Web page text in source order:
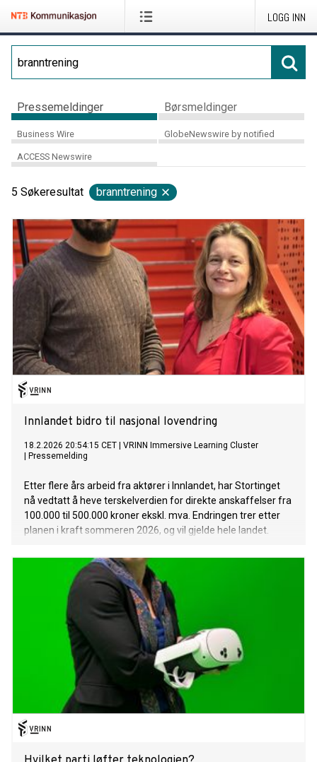
LOGG INN
Pressemeldinger Børsmeldinger
Business Wire GlobeNewswire by notified
ACCESS Newswire
5 Søkeresultat branntrening
Innlandet bidro til nasjonal lovendring
18.2.2026 20:54:15 CET
VRINN Immersive Learning Cluster
Pressemelding
Etter flere års arbeid fra aktører i Innlandet, har Stortinget
nå vedtatt å heve terskelverdien for direkte anskaffelser fra
100.000 til 500.000 kroner ekskl. mva. Endringen trer etter
planen i kraft sommeren 2026, og vil gjelde hele landet.